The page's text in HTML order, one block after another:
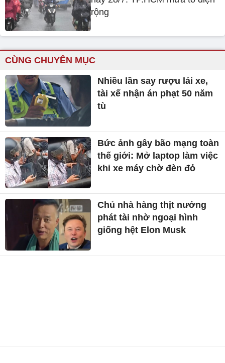
rộng
CÙNG CHUYÊN MỤC
Nhiều lần say rượu lái xe,
tài xế nhận án phạt 50 năm
tù
Bức ảnh gây bão mạng toàn
thế giới: Mở laptop làm việc
khi xe máy chờ đèn đỏ
Chủ nhà hàng thịt nướng
phát tài nhờ ngoại hình
giống hệt Elon Musk